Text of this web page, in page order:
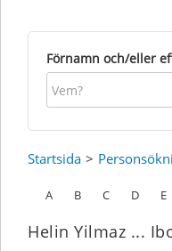
Förnamn och/eller
Startsida
A B C D E
Helin Yilmaz ...